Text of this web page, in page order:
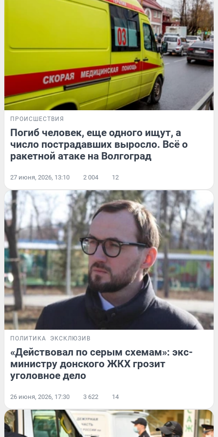
ПРОИСШЕСТВИЯ
Погиб человек, еще одного ищут, а
число пострадавших выросло. Всё о
ракетной атаке на Волгоград
27 июня, 2026, 13:10 2 004 12
ПОЛИТИКА ЭКСКЛЮЗИВ
«Действовал по серым схемам»: экс-
министру донского ЖКХ грозит
уголовное дело
26 июня, 2026, 17:30 3 622 14